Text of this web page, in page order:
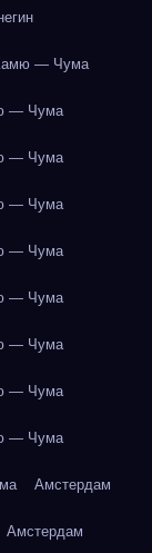
— Чума
— Чума
— Чума
— Чума
— Чума
— Чума
— Чума
— Чума
— Чума
Амстердам
Амстердам